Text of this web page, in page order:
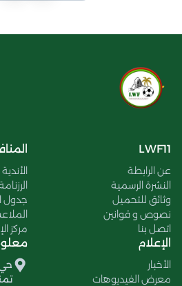
LWF11
عن الرابطة
النشرة الرسمية
وثائق للتحميل
نصوص و قوانين
اتصل بنا
الأندية
جدول
مركز
الإعلام
الأخبار
معرض الفيديوهات